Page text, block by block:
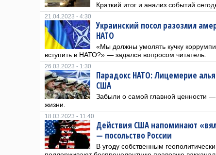
Краткий итог и анализ событий
21.04.2023 - 4:30
Украинский посол разозлил
НАТО
«Мы должны умолять кучку
вступить в НАТО?» — задался вопросом читатель.
26.03.2023 - 1:30
Парадокс НАТО: Лицемерие
США
Забыли о самой главной ценности —
жизни.
18.03.2023 - 11:40
Действия США напоминают
— посольство России
В угоду собственным